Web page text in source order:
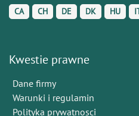
CA CH DE DK HU
Kwestie prawne
Dane firmy
Warunki i regulamin
Polityka prywatnosci